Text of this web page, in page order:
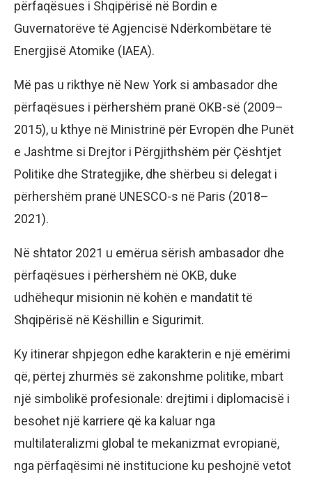
përfaqësues i Shqipërisë në Bordin e
Guvernatorëve të Agjencisë Ndërkombëtare të
Energjisë Atomike (IAEA).
Më pas u rikthye në New York si ambasador dhe
përfaqësues i përhershëm pranë OKB-së (2009–
2015), u kthye në Ministrinë për Evropën dhe Punët
e Jashtme si Drejtor i Përgjithshëm për Çështjet
Politike dhe Strategjike, dhe shërbeu si delegat i
përhershëm pranë UNESCO-s në Paris (2018–
2021).
Në shtator 2021 u emërua sërish ambasador dhe
përfaqësues i përhershëm në OKB, duke
udhëhequr misionin në kohën e mandatit të
Shqipërisë në Këshillin e Sigurimit.
Ky itinerar shpjegon edhe karakterin e një emërimi
që, përtej zhurmës së zakonshme politike, mbart
një simbolikë profesionale: drejtimi i diplomacisë i
besohet një karriere që ka kaluar nga
multilateralizmi global te mekanizmat evropianë,
nga përfaqësimi në institucione ku peshojnë vetot